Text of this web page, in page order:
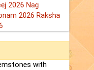
2026 Nag
2026 Raksha
with